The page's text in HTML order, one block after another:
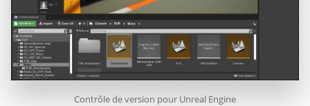
Contrôle de version pour Unreal Engine